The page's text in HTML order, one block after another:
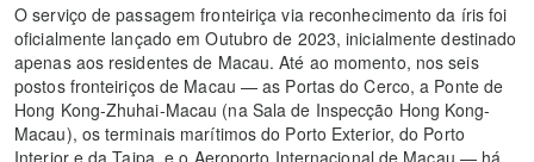
O serviço de passagem fronteiriça via reconhecimento da íris foi
oficialmente lançado em Outubro de 2023, inicialmente destinado
apenas aos residentes de Macau. Até ao momento, nos seis
postos fronteiriços de Macau — as Portas do Cerco, a Ponte de
Hong Kong-Zhuhai-Macau (na Sala de Inspecção Hong Kong-
Macau), os terminais marítimos do Porto Exterior, do Porto
Interior e da Taipa, e o Aeroporto Internacional de Macau — há